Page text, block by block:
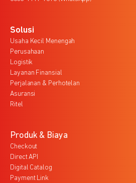
Solusi
Usaha Kecil Menengah
Perusahaan
Logistik
Layanan Finansial
Perjalanan & Perhotelan
Asuransi
Ritel
Produk & Biaya
Checkout
Direct API
Digital Catalog
Payment Link